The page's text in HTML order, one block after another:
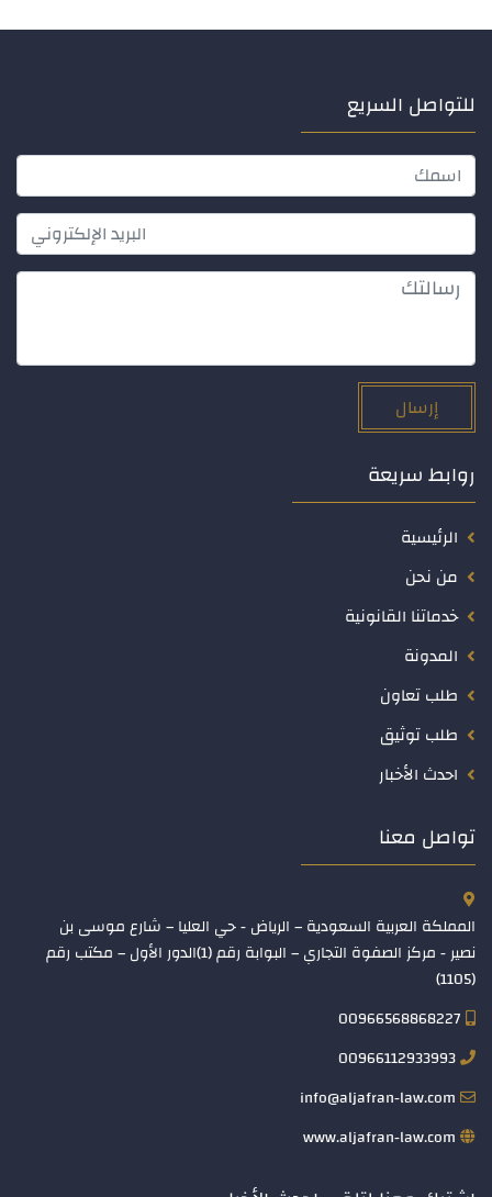
للتواصل السريع
إرسال
روابط سريعة
الرئيسية
من نحن
خدماتنا القانونية
المدونة
طلب تعاون
طلب توثيق
احدث الأخبار
تواصل معنا
المملكة العربية السعودية – الرياض - حي العليا – شارع موسى بن
نصير - مركز الصفوة التجاري – البوابة رقم (1)الدور الأول – مكتب رقم
(1105)
00966568868227
00966112933993
info@aljafran-law.com
www.aljafran-law.com